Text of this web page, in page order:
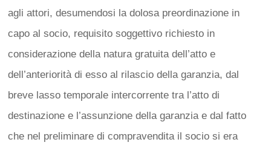
agli attori, desumendosi la dolosa preordinazione in
capo al socio, requisito soggettivo richiesto in
considerazione della natura gratuita dell’atto e
dell’anteriorità di esso al rilascio della garanzia, dal
breve lasso temporale intercorrente tra l’atto di
destinazione e l’assunzione della garanzia e dal fatto
che nel preliminare di compravendita il socio si era